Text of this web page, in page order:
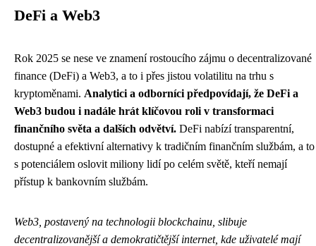
DeFi a Web3
Rok 2025 se nese ve znamení rostoucího zájmu o decentralizované
finance (DeFi) a Web3, a to i přes jistou volatilitu na trhu s
kryptoměnami. Analytici a odborníci předpovídají, že DeFi a
Web3 budou i nadále hrát klíčovou roli v transformaci
finančního světa a dalších odvětví. DeFi nabízí transparentní,
dostupné a efektivní alternativy k tradičním finančním službám, a to
s potenciálem oslovit miliony lidí po celém světě, kteří nemají
přístup k bankovním službám.
Web3, postavený na technologii blockchainu, slibuje
decentralizovanější a demokratičtější internet, kde uživatelé mají